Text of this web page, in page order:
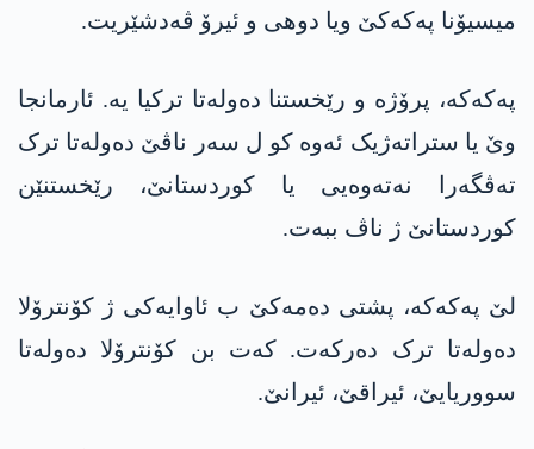
میسیۆنا پەکەکێ ویا دوھی و ئیرۆ ڤەدشێریت.
پەکەکە، پرۆژە و رێخستنا دەولەتا ترکیا یە. ئارمانجا
وێ یا ستراتەژیک ئەوە کو ل سەر ناڤێ دەولەتا ترک
تەڤگەرا نەتەوەیی یا کوردستانێ، رێخستنێن
کوردستانێ ژ ناڤ ببەت.
لێ پەکەکە، پشتی دەمەکێ ب ئاوایەکی ژ کۆنترۆلا
دەولەتا ترک دەرکەت. کەت بن کۆنترۆلا دەولەتا
سووریایێ، ئیراقێ، ئیرانێ.